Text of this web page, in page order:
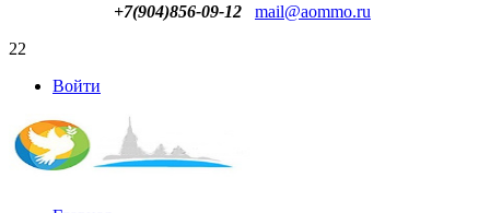
+7(904)856-09-12
mail@aommo.ru
22
Войти